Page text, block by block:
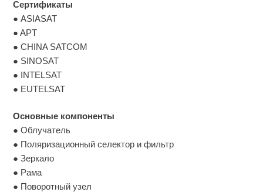
Сертификаты
● ASIASAT
● APT
● CHINA SATCOM
● SINOSAT
● INTELSAT
● EUTELSAT
Основные компоненты
● Облучатель
● Поляризационный селектор и фильтр
● Зеркало
● Рама
● Поворотный узел